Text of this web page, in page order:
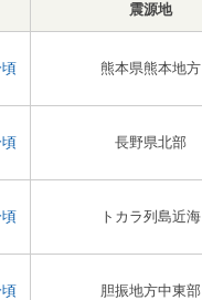
震源地
熊本県熊本地方
長野県北部
トカラ列島近海
胆振地方中東部